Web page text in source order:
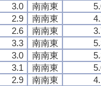
3.0 南南東
2.9 南南東
2.6 南南東
3.3 南南東
3.0 南南東
3.1 南南東
2.9 南南東